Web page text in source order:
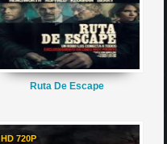
Ruta De Escape
HD 720P